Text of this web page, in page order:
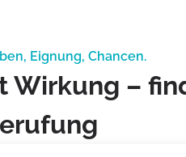
Eignung, Chancen.
Wirkung –